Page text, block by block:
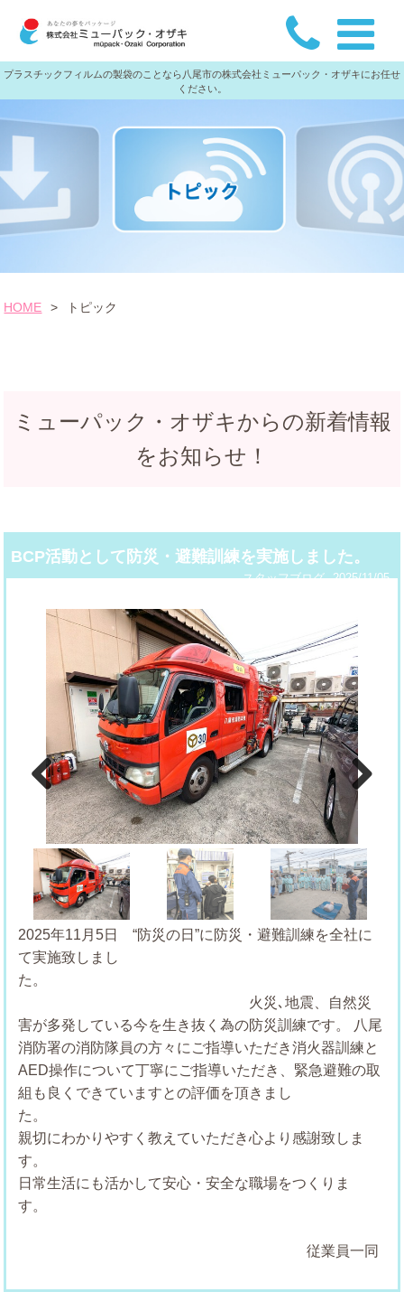
プラスチックフィルムの製袋のことなら八尾市の株式会社ミューパック・オザキにお任せ
ください。
HOME > トピック
ミューパック・オザキからの新着情報
をお知らせ！
BCP活動として防災・避難訓練を実施しました。
2025/11/05
スタッフブログ
Previous Next
2025年11月5日 “防災の日”に防災・避難訓練を全社に
て実施致しまし
火災､地震、自然災
害が多発している今を生き抜く為の防災訓練です。
八尾
消防署の消防隊員の方々にご指導いただき消火器訓練と
AED操作について丁寧にご指導いただき、緊急避難の取
組も良くできていますとの評価を頂きまし
親切にわかりやすく教えていただき心より感謝致しま
日常生活にも活かして安心・安全な職場をつくりま
従業員一同